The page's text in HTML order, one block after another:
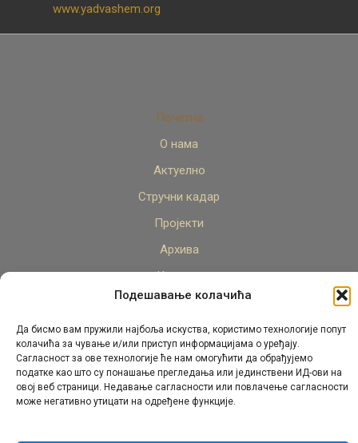
Подешавање колачића
Да бисмо вам пружили најбоља искуства, користимо технологије попут
колачића за чување и/или приступ информацијама о уређају.
Сагласност за ове технологије ће нам омогућити да обрађујемо
податке као што су понашање прегледања или јединствени ИД-ови на
овој веб страници. Недавање сагласности или повлачење сагласности
може негативно утицати на одређене функције.
www.yadvashem.org
Почетна
О нама
Актуелно
Стручни кадар
Пројекти
Архива
Контакт
© Републички педагошки завод Републике Српске.